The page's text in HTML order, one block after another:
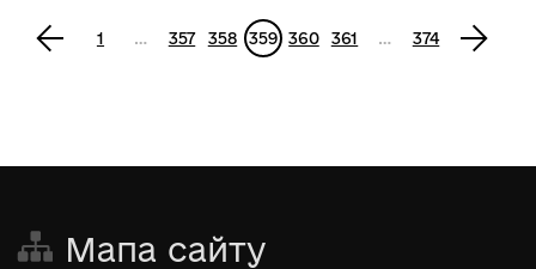
1 … 357 358 359 360 361 … 374
Мапа сайту